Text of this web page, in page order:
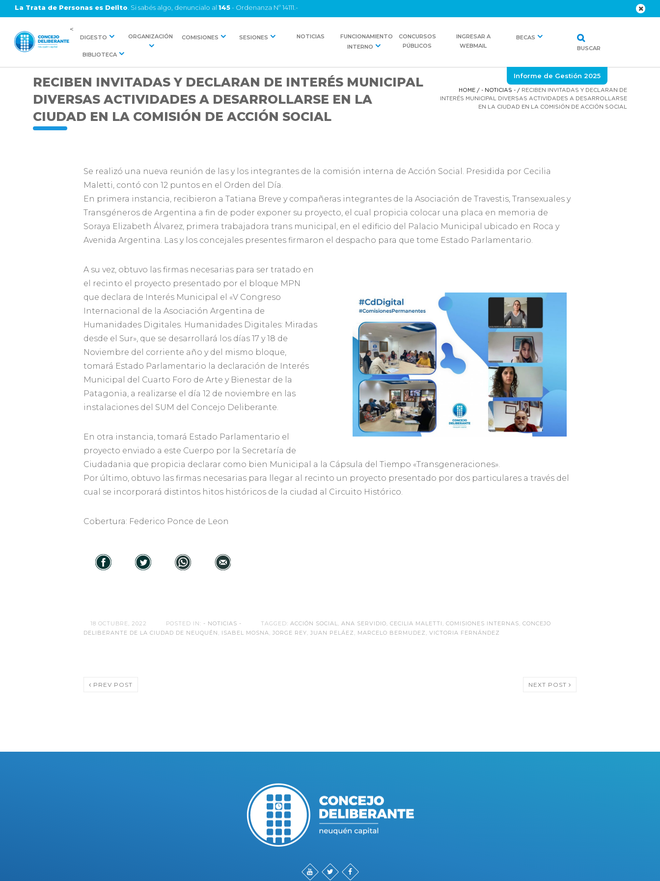
La Trata de Personas es Delito . Si sabés algo, denuncialo al 145- Ordenanza Nº 14111.-
<
DIGESTO ORGANIZACIÓN COMISIONES SESIONES NOTICIAS
FUNCIONAMIENTO
INTERNO
CONCURSOS
PÚBLICOS
INGRESAR A
WEBMAIL
BECAS
BIBLIOTECA
BUSCAR
Informe de Gestión 2025
RECIBEN INVITADAS Y DECLARAN DE INTERÉS MUNICIPAL
DIVERSAS ACTIVIDADES A DESARROLLARSE EN LA
CIUDAD EN LA COMISIÓN DE ACCIÓN SOCIAL
HOME/ - NOTICIAS -/ RECIBEN INVITADAS Y DECLARAN DE
INTERÉS MUNICIPAL DIVERSAS ACTIVIDADES A DESARROLLARSE
EN LA CIUDAD EN LA COMISIÓN DE ACCIÓN SOCIAL
Se realizó una nueva reunión de las y los integrantes de la comisión interna de Acción Social. Presidida por Cecilia
Maletti, contó con 12 puntos en el Orden del Día.
En primera instancia, recibieron a Tatiana Breve y compañeras integrantes de la Asociación de Travestis, Transexuales y
Transgéneros de Argentina a fin de poder exponer su proyecto, el cual propicia colocar una placa en memoria de
Soraya Elizabeth Álvarez, primera trabajadora trans municipal, en el edificio del Palacio Municipal ubicado en Roca y
Avenida Argentina. Las y los concejales presentes firmaron el despacho para que tome Estado Parlamentario.
A su vez, obtuvo las firmas necesarias para ser tratado en
el recinto el proyecto presentado por el bloque MPN
que declara de Interés Municipal el «V Congreso
Internacional de la Asociación Argentina de
Humanidades Digitales. Humanidades Digitales: Miradas
desde el Sur», que se desarrollará los días 17 y 18 de
Noviembre del corriente año y del mismo bloque,
tomará Estado Parlamentario la declaración de Interés
Municipal del Cuarto Foro de Arte y Bienestar de la
Patagonia, a realizarse el día 12 de noviembre en las
instalaciones del SUM del Concejo Deliberante.
En otra instancia, tomará Estado Parlamentario el
proyecto enviado a este Cuerpo por la Secretaría de
Ciudadania que propicia declarar como bien Municipal a la Cápsula del Tiempo «Transgeneraciones».
Por último, obtuvo las firmas necesarias para llegar al recinto un proyecto presentado por dos particulares a través del
cual se incorporará distintos hitos históricos de la ciudad al Circuito Histórico.
Cobertura: Federico Ponce de Leon
18 OCTUBRE, 2022 POSTED IN: - NOTICIAS - TAGGED:ACCIÓN SOCIAL,ANA SERVIDIO,CECILIA MALETTI ,COMISIONES INTERNAS,CONCEJO
DELIBERANTE DE LA CIUDAD DE NEUQUÉN , ISABEL MOSNA,JORGE REY,JUAN PELÁEZ , MARCELO BERMUDEZ ,VICTORIA FERNÁNDEZ
PREV POST NEXT POST